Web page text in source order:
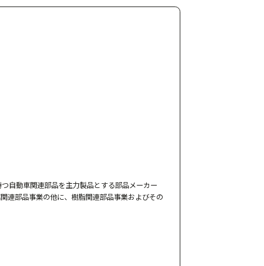
自動車関連部品を主力製品とする部品メーカー
連部品事業の他に、樹脂関連部品事業およびその